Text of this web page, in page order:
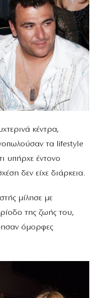
κέντρα,
τα lifestyle
υπήρχε έντονο
δεν είχε διάρκεια.
μίλησε με
της ζωής του,
όμορφες